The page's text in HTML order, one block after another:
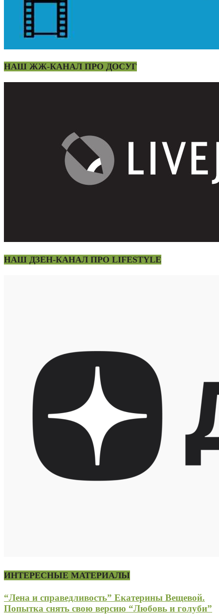
НАШ ЖЖ-КАНАЛ ПРО ДОСУГ
НАШ ДЗЕН-КАНАЛ ПРО LIFESTYLE
ИНТЕРЕСНЫЕ МАТЕРИАЛЫ
“Лена и справедливость” Екатерины Вещевой.
Попытка снять свою версию “Любовь и голуби”